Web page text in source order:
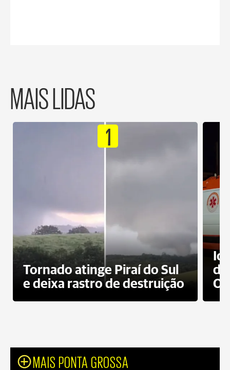
MAIS LIDAS
1
Tornado atinge Piraí do Sul
e deixa rastro de destruição
MAIS PONTA GROSSA